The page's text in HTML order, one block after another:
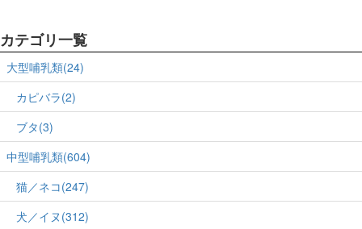
カテゴリ一覧
大型哺乳類(24)
カピバラ(2)
ブタ(3)
中型哺乳類(604)
猫／ネコ(247)
犬／イヌ(312)